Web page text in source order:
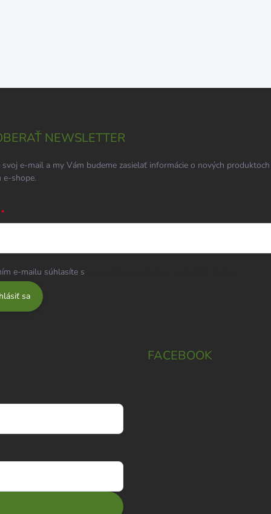
NEWSLETTER
e-mail a my Vám budeme zasielať informácie o nových
e-shope.
e-mailu súhlasíte s
sa
FACEBOOK